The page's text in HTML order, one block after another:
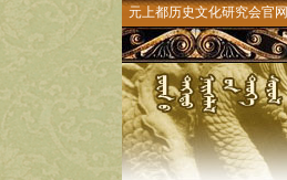
元上都历史文化研究会官网